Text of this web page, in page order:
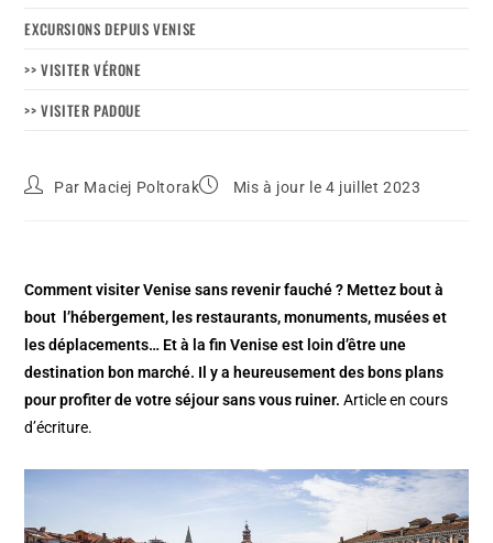
EXCURSIONS DEPUIS VENISE
>> VISITER VÉRONE
>> VISITER PADOUE
Par Maciej Poltorak Mis à jour le 4 juillet 2023
Comment visiter Venise sans revenir fauché ? Mettez bout à
bout l’hébergement, les restaurants, monuments, musées et
les déplacements… Et à la fin Venise est loin d’être une
destination bon marché. Il y a heureusement des bons plans
pour profiter de votre séjour sans vous ruiner.Article en cours
d’écriture.